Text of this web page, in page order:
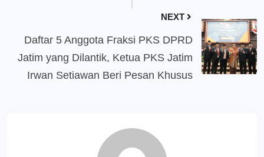
NEXT
Daftar 5 Anggota Fraksi PKS DPRD
Jatim yang Dilantik, Ketua PKS Jatim
Irwan Setiawan Beri Pesan Khusus